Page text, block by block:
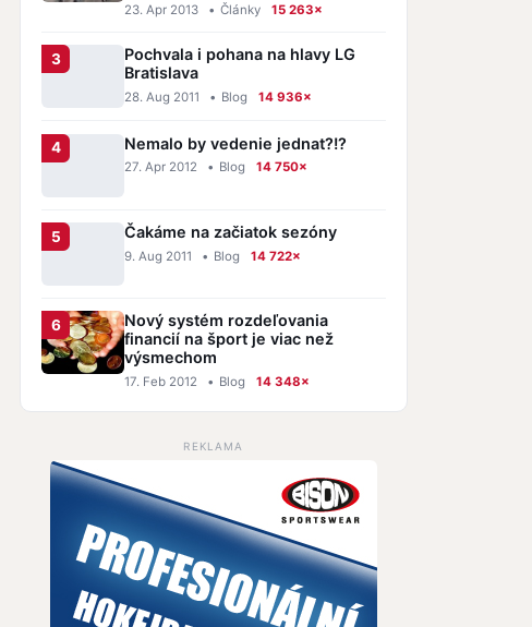
23. Apr 2013 • Články 15 263×
Pochvala i pohana na hlavy LG
Bratislava
28. Aug 2011 • Blog 14 936×
Nemalo by vedenie jednat?!?
27. Apr 2012 • Blog 14 750×
Čakáme na začiatok sezóny
9. Aug 2011 • Blog 14 722×
Nový systém rozdeľovania
financií na šport je viac než
výsmechom
17. Feb 2012 • Blog 14 348×
REKLAMA